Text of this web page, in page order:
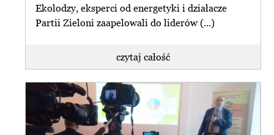
Ekolodzy, eksperci od energetyki i działacze
Partii Zieloni zaapelowali do liderów (...)
czytaj całość